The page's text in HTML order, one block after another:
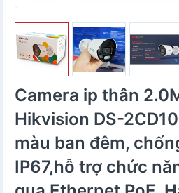
Camera ip thân
Hikvision DS-
màu ban đêm,
IP67,hỗ trợ chức